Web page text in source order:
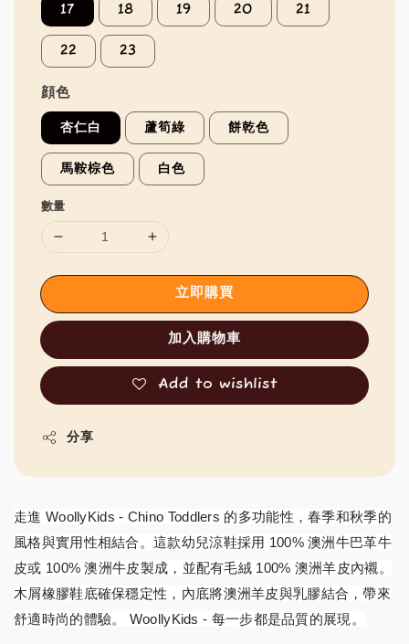
17 18 19 20 21
22 23
顔色
杏仁白 蘆筍綠 餅乾色
馬鞍棕色 白色
數量
立即購買
加入購物車
Add to wishlist
分享
走進 WoollyKids - Chino Toddlers 的多功能性，春季和秋季的
風格與實用性相結合。這款幼兒涼鞋採用 100% 澳洲牛巴革牛
皮或 100% 澳洲牛皮製成，並配有毛絨 100% 澳洲羊皮內襯。
木屑橡膠鞋底確保穩定性，內底將澳洲羊皮與乳膠結合，帶來
舒適時尚的體驗。 WoollyKids - 每一步都是品質的展現。